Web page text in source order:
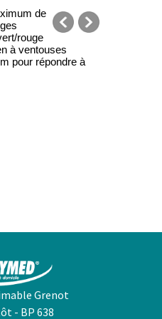
de
rouge
à ventouses
pour répondre à
Grenot
- BP 638